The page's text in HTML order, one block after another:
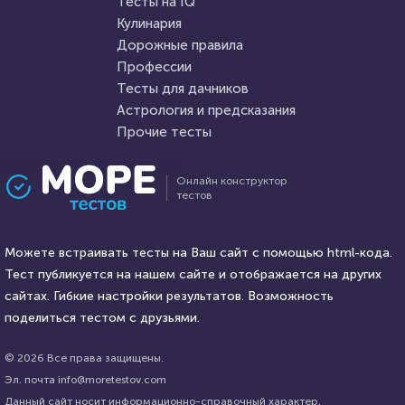
2 января 2021 4879
Психология
Илья Кузнецов HTML - код
28 марта 2022 4020
8 сентября 2020
Проходили 2297 раз
Игра Mortal Kombat
Онлайн конструктор
тестов
Можете встраивать тесты на Ваш сайт с помощью html-кода.
Тест публикуется на нашем сайте и отображается на других
сайтах. Гибкие настройки результатов. Возможность
поделиться тестом с друзьями.
© 2026 Все права защищены.
Эл. почта info@moretestov.com
Данный сайт носит информационно-справочный характер.
Кулинария
Дорожные правила
Профессии
Тесты для дачников
Астрология и предсказания
Прочие тесты